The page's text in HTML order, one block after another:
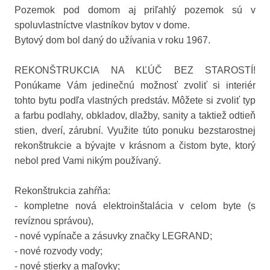
Pozemok pod domom aj priľahlý pozemok sú v
spoluvlastníctve vlastníkov bytov v dome.
Bytový dom bol daný do užívania v roku 1967.
REKONŠTRUKCIA NA KĽÚČ BEZ STAROSTÍ!
Ponúkame Vám jedinečnú možnosť zvoliť si interiér
tohto bytu podľa vlastných predstáv. Môžete si zvoliť typ
a farbu podlahy, obkladov, dlažby, sanity a taktiež odtieň
stien, dverí, zárubní. Využite túto ponuku bezstarostnej
rekonštrukcie a bývajte v krásnom a čistom byte, ktorý
nebol pred Vami nikým používaný.
Rekonštrukcia zahŕňa:
- kompletne nová elektroinštalácia v celom byte (s
revíznou správou),
- nové vypínače a zásuvky značky LEGRAND;
- nové rozvody vody;
- nové stierky a maľovky;